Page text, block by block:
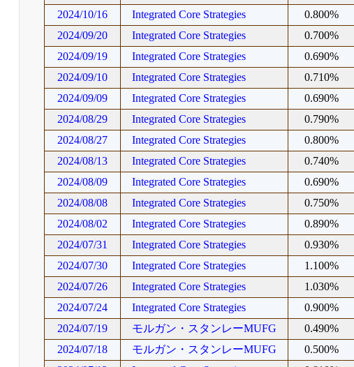
2024/10/16
Integrated Core Strategies 0.800%
2024/09/20
Integrated Core Strategies 0.700%
2024/09/19
Integrated Core Strategies 0.690%
2024/09/10
Integrated Core Strategies 0.710%
2024/09/09
Integrated Core Strategies 0.690%
2024/08/29
Integrated Core Strategies 0.790%
2024/08/27
Integrated Core Strategies 0.800%
2024/08/13
Integrated Core Strategies 0.740%
2024/08/09
Integrated Core Strategies 0.690%
2024/08/08
Integrated Core Strategies 0.750%
2024/08/02
Integrated Core Strategies 0.890%
2024/07/31
Integrated Core Strategies 0.930%
2024/07/30
Integrated Core Strategies 1.100%
2024/07/26
Integrated Core Strategies 1.030%
2024/07/24
Integrated Core Strategies 0.900%
2024/07/19
モルガン・スタンレーMUFG 0.490%
2024/07/18
モルガン・スタンレーMUFG 0.500%